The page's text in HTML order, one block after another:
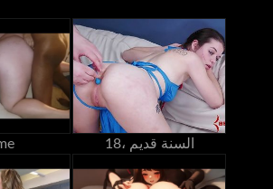
18، السنة قديم